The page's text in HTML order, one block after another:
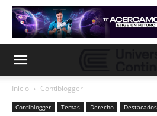
Inicio Contiblogger
Contiblogger Temas Derecho Destacados